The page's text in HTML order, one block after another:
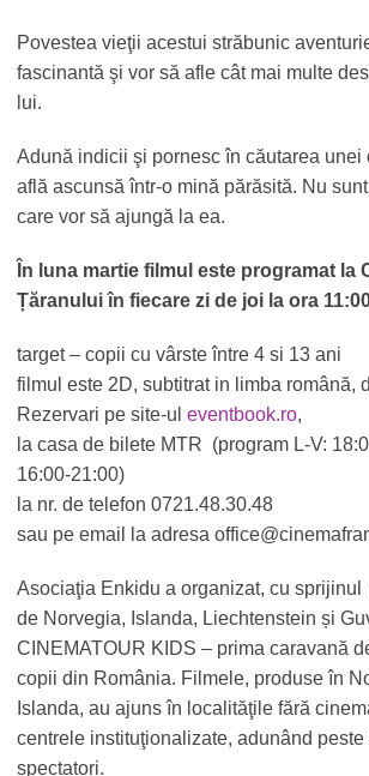
Povestea vieţii acestui străbunic
fascinantă şi vor să afle cât mai multe
lui.
Adună indicii şi pornesc în căutarea unei
află ascunsă într-o mină părăsită. Nu
care vor să ajungă la ea.
În luna martie filmul este programat la
Țăranului în fiecare zi de joi la ora
target – copii cu vârste între 4 si 13 ani
filmul este 2D, subtitrat in limba română,
Rezervari pe site-ul eventbook.ro,
la casa de bilete MTR (program L-V:
16:00-21:00)
la nr. de telefon 0721.48.30.48
sau pe email la adresa
Asociaţia Enkidu a organizat, cu
de Norvegia, Islanda, Liechtenstein și
CINEMATOUR KIDS – prima caravană
copii din România. Filmele, produse în
Islanda, au ajuns în localităţile fără
centrele instituţionalizate, adunând peste
spectatori.